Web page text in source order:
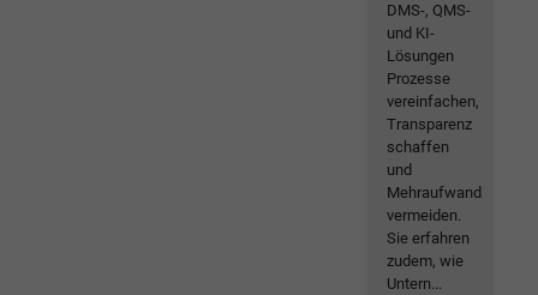
DMS-, QMS-
und KI-
Lösungen
Prozesse
vereinfachen,
Transparenz
schaffen
und
Mehraufwand
vermeiden.
Sie erfahren
zudem, wie
Untern...